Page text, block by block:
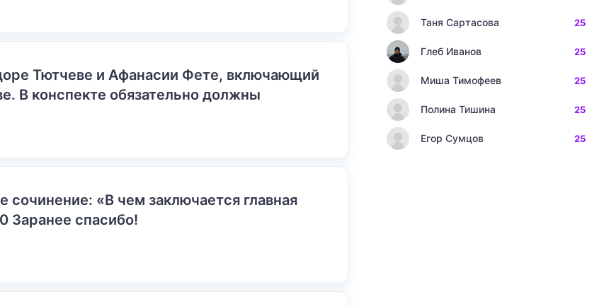
Тютчеве и Афанасии Фете, включающий
В конспекте обязательно должны
«В чем заключается главная
Заранее спасибо!
Таня Сартасова 25
Глеб Иванов 25
Миша Тимофеев 25
Полина Тишина 25
Егор Сумцов 25